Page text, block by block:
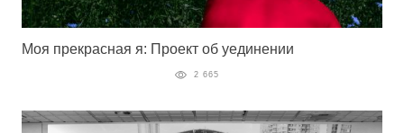
Моя прекрасная я: Проект об уединении
2 665